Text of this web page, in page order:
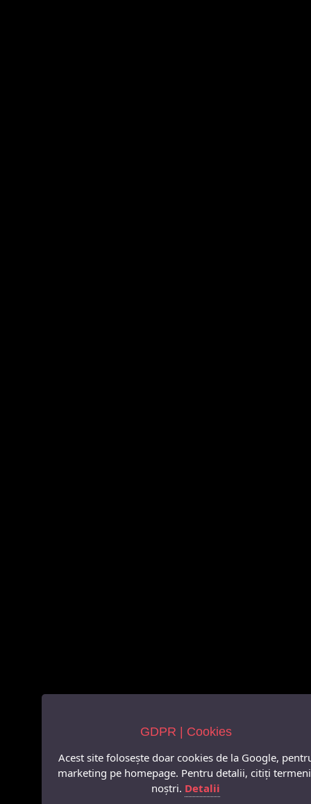
GDPR | Cookies
Acest site folosește doar cookies de la Google,
marketing pe homepage. Pentru detalii, citiți
noștri. Detalii